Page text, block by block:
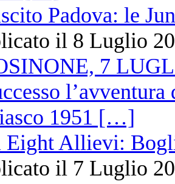
Padova: le
il 8 Luglio
Eight Allievi:
il 7 Luglio